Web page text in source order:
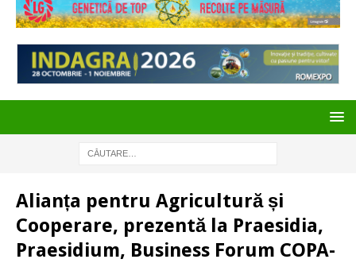
Alianța pentru Agricultură și
Cooperare, prezentă la Praesidia,
Praesidium, Business Forum COPA-